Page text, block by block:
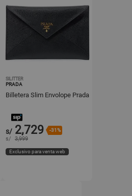
SILITTER
PRADA
Billetera Slim Envolope Prada
s/ 2,729 -31%
s/ 3,999
Exclusivo para venta web